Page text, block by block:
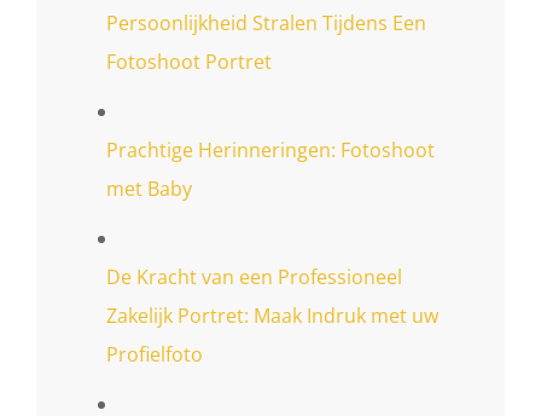
Persoonlijkheid Stralen Tijdens Een
Fotoshoot Portret
Prachtige Herinneringen: Fotoshoot
met Baby
De Kracht van een Professioneel
Zakelijk Portret: Maak Indruk met uw
Profielfoto